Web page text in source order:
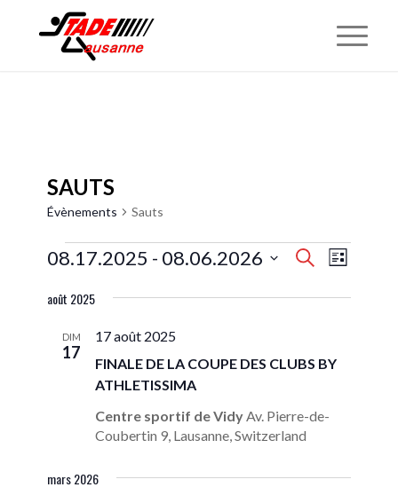
SAUTS
Évènements Sauts
ÉVÈNEMENTS
VUES
Recherche
DE
VUES
Liste
08.17.2025 - 08.06.2026
une
août 2025
DIM
17
FINALE DE LA COUPE DES CLUBS BY
ATHLETISSIMA
17 août 2025
Centre sportif de VidyAv. Pierre-de-
Coubertin 9, Lausanne, Switzerland
mars 2026